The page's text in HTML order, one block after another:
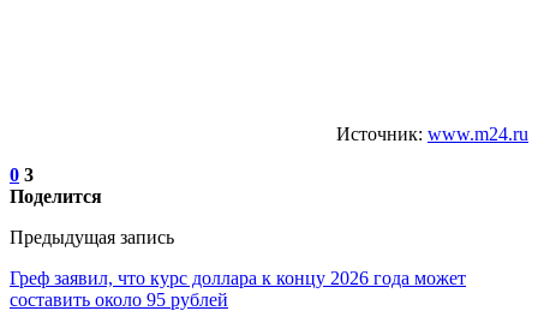
Источник: www.m24.ru
0 3
Поделится
Предыдущая запись
Греф заявил, что курс доллара к концу 2026 года может
составить около 95 рублей